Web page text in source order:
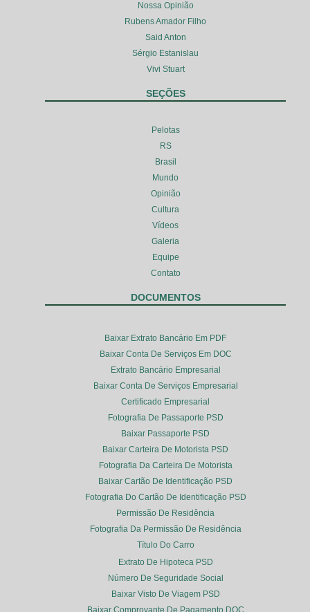
Nossa Opinião
Rubens Amador Filho
Said Anton
Sérgio Estanislau
Vivi Stuart
SEÇÕES
Pelotas
RS
Brasil
Mundo
Opinião
Cultura
Vídeos
Galeria
Equipe
Contato
DOCUMENTOS
Baixar Extrato Bancário Em PDF
Baixar Conta De Serviços Em DOC
Extrato Bancário Empresarial
Baixar Conta De Serviços Empresarial
Certificado Empresarial
Fotografia De Passaporte PSD
Baixar Passaporte PSD
Baixar Carteira De Motorista PSD
Fotografia Da Carteira De Motorista
Baixar Cartão De Identificação PSD
Fotografia Do Cartão De Identificação PSD
Permissão De Residência
Fotografia Da Permissão De Residência
Título Do Carro
Extrato De Hipoteca PSD
Número De Seguridade Social
Baixar Visto De Viagem PSD